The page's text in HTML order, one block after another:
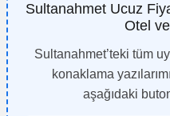
Sultanahmet Ucuz
Otel
Sultanahmet’teki tüm
konaklama
aşağıdaki